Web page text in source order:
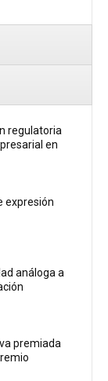
regulatoria
en
expresión
análoga a
premiada